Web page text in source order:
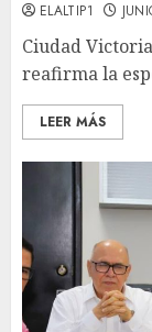
ELALTIP1
Ciudad
reafirma la
LEER MÁS